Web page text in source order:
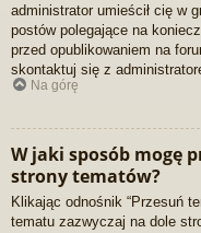
administrator umieścił cię w
postów polegające na
przed opublikowaniem na
skontaktuj się z
Na górę
W jaki sposób mogę
strony tematów?
Klikając odnośnik “Przesuń
tematu zazwyczaj na dole